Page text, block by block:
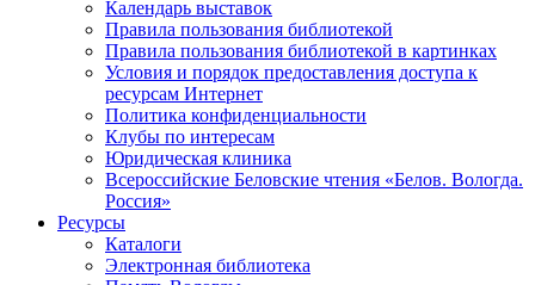
Календарь выставок
Правила пользования библиотекой
Правила пользования библиотекой в картинках
Условия и порядок предоставления доступа к
ресурсам Интернет
Политика конфиденциальности
Клубы по интересам
Юридическая клиника
Всероссийские Беловские чтения «Белов. Вологда.
Россия»
Ресурсы
Каталоги
Электронная библиотека